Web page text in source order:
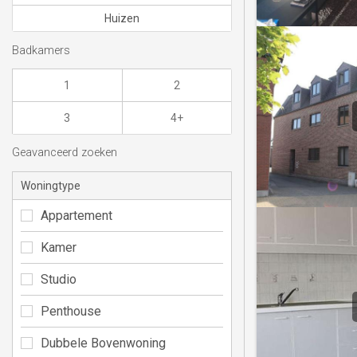
Huizen
Badkamers
1 2
3 4+
Geavanceerd zoeken
Woningtype
Appartement
Kamer
Studio
Penthouse
Dubbele Bovenwoning